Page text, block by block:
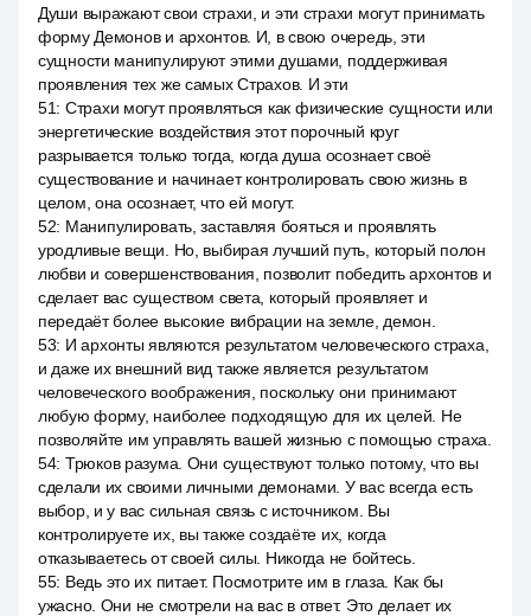
Души выражают свои страхи, и эти страхи могут принимать
форму Демонов и архонтов. И, в свою очередь, эти
сущности манипулируют этими душами, поддерживая
проявления тех же самых Страхов. И эти
51: Страхи могут проявляться как физические сущности или
энергетические воздействия этот порочный круг
разрывается только тогда, когда душа осознает своё
существование и начинает контролировать свою жизнь в
целом, она осознает, что ей могут.
52: Манипулировать, заставляя бояться и проявлять
уродливые вещи. Но, выбирая лучший путь, который полон
любви и совершенствования, позволит победить архонтов и
сделает вас существом света, который проявляет и
передаёт более высокие вибрации на земле, демон.
53: И архонты являются результатом человеческого страха,
и даже их внешний вид также является результатом
человеческого воображения, поскольку они принимают
любую форму, наиболее подходящую для их целей. Не
позволяйте им управлять вашей жизнью с помощью страха.
54: Трюков разума. Они существуют только потому, что вы
сделали их своими личными демонами. У вас всегда есть
выбор, и у вас сильная связь с источником. Вы
контролируете их, вы также создаёте их, когда
отказываетесь от своей силы. Никогда не бойтесь.
55: Ведь это их питает. Посмотрите им в глаза. Как бы
ужасно. Они не смотрели на вас в ответ. Это делает их